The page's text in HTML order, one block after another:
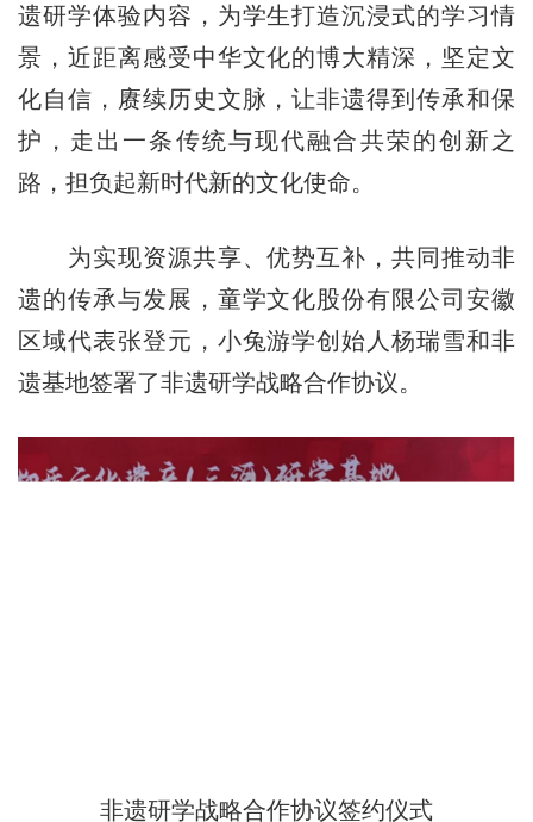
遗研学体验内容，为学生打造沉浸式的学习情
景，近距离感受中华文化的博大精深，坚定文
化自信，赓续历史文脉，让非遗得到传承和保
护，走出一条传统与现代融合共荣的创新之
路，担负起新时代新的文化使命。
为实现资源共享、优势互补，共同推动非
遗的传承与发展，童学文化股份有限公司安徽
区域代表张登元，小兔游学创始人杨瑞雪和非
遗基地签署了非遗研学战略合作协议。
非遗研学战略合作协议签约仪式